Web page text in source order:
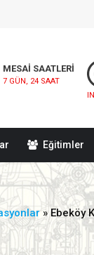
MESAİ SAATLERİ
7 GÜN, 24 SAAT
Eğitimler
» Ebeköy